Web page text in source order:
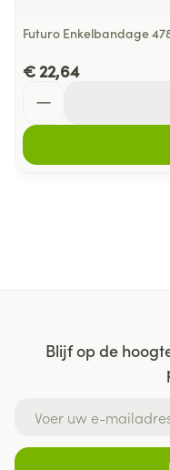
Futuro Enkelbandage
€ 22,64
Blijf op de